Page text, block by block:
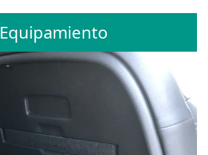
Equipamiento